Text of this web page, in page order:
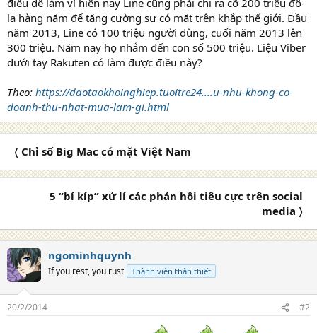
la hàng năm để tăng cường sự có mặt trên khắp thế giới. Đầu
năm 2013, Line có 100 triệu người dùng, cuối năm 2013 lên
300 triệu. Năm nay họ nhắm đến con số 500 triệu. Liệu Viber
dưới tay Rakuten có làm được điều này?
Theo: https://daotaokhoinghiep.tuoitre24....u-nhu-khong-co-
doanh-thu-nhat-mua-lam-gi.html
〈 Chỉ số Big Mac có mặt Việt Nam
5 “bí kíp” xử lí các phản hồi tiêu cực trên social
media 〉
ngominhquynh
If you rest, you rust Thành viên thân thiết
20/2/2014 #2